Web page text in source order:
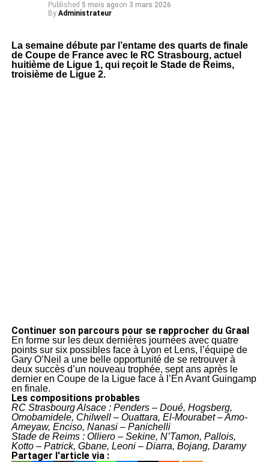
Published 5 mois agoon 3 mars 2026
By Administrateur
La semaine débute par l’entame des quarts de finale
de Coupe de France avec le RC Strasbourg, actuel
huitième de Ligue 1, qui reçoit le Stade de Reims,
troisième de Ligue 2.
Continuer son parcours pour se rapprocher du Graal
En forme sur les deux dernières journées avec quatre
points sur six possibles face à Lyon et Lens, l’équipe de
Gary O’Neil a une belle opportunité de se retrouver à
deux succès d’un nouveau trophée, sept ans après le
dernier en Coupe de la Ligue face à l’En Avant Guingamp
en finale.
Les compositions probables
RC Strasbourg Alsace : Penders – Doué, Hogsberg,
Omobamidele, Chilwell – Ouattara, El-Mourabet – Amo-
Ameyaw, Enciso, Nanasi – Panichelli
Stade de Reims : Olliero – Sekine, N’Tamon, Pallois,
Kotto – Patrick, Gbane, Leoni – Diarra, Bojang, Daramy
Partager l'article via :